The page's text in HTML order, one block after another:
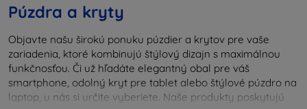
Púzdra a kryty
Objavte našu širokú ponuku púzdier a krytov pre vaše
zariadenia, ktoré kombinujú štýlový dizajn s maximálnou
funkčnosťou. Či už hľadáte elegantný obal pre váš
smartphone, odolný kryt pre tablet alebo štýlové púzdro na
laptop, u nás si určite vyberiete. Naše produkty poskytujú